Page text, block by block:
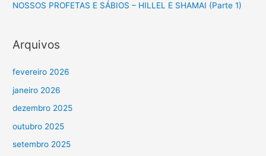
:NOSSOS PROFETAS E SÁBIOS – HILLEL E SHAMAI (Parte 1)
Arquivos
fevereiro 2026
janeiro 2026
dezembro 2025
outubro 2025
setembro 2025